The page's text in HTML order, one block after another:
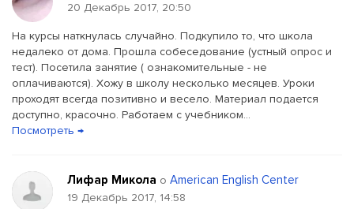
20 Декабрь 2017, 20:50
На курсы наткнулась случайно. Подкупило то, что школа
недалеко от дома. Прошла собеседование (устный опрос и
тест). Посетила занятие ( ознакомительные - не
оплачиваются). Хожу в школу несколько месяцев. Уроки
проходят всегда позитивно и весело. Материал подается
доступно, красочно. Работаем с учебником...
Посмотреть →
Лифар Микола о American English Center
19 Декабрь 2017, 14:58